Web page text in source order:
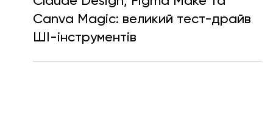
Єлизавета Гогілашвілі
21 трав.
Читати 7 хв